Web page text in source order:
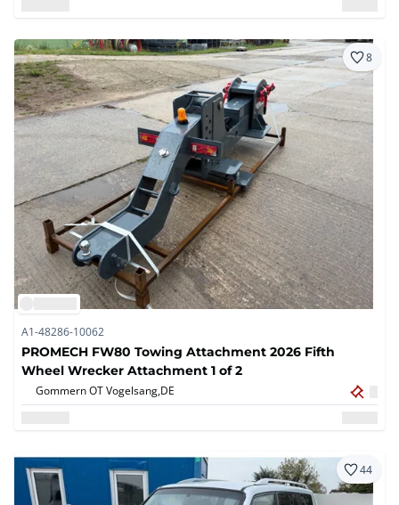
8
A1-48286-10062
PROMECH FW80 Towing Attachment 2026 Fifth
Wheel Wrecker Attachment 1 of 2
Gommern OT Vogelsang,DE
44